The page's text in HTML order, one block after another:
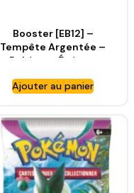
Booster [EB12] –
Tempête Argentée –
Pokémon Épée et
Ajouter au panier